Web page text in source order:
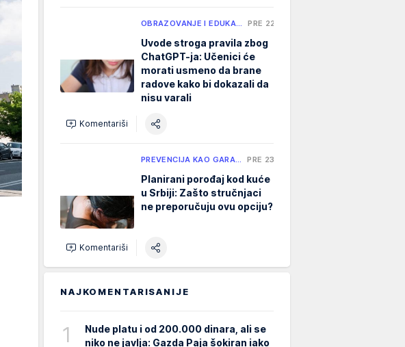
OBRAZOVANJE I EDUKA… PRE 22 H
Uvode stroga pravila zbog
ChatGPT-ja: Učenici će
morati usmeno da brane
radove kako bi dokazali da
nisu varali
Komentariši
PREVENCIJA KAO GARA… PRE 23 H
Planirani porođaj kod kuće
u Srbiji: Zašto stručnjaci
ne preporučuju ovu opciju?
Komentariši
NAJKOMENTARISANIJE
1
Nude platu i od 200.000 dinara, ali se
niko ne javlja: Gazda Paja šokiran iako